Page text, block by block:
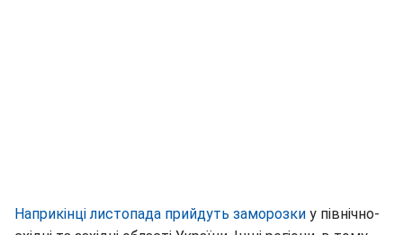
Наприкінці листопада прийдуть заморозки у північно-